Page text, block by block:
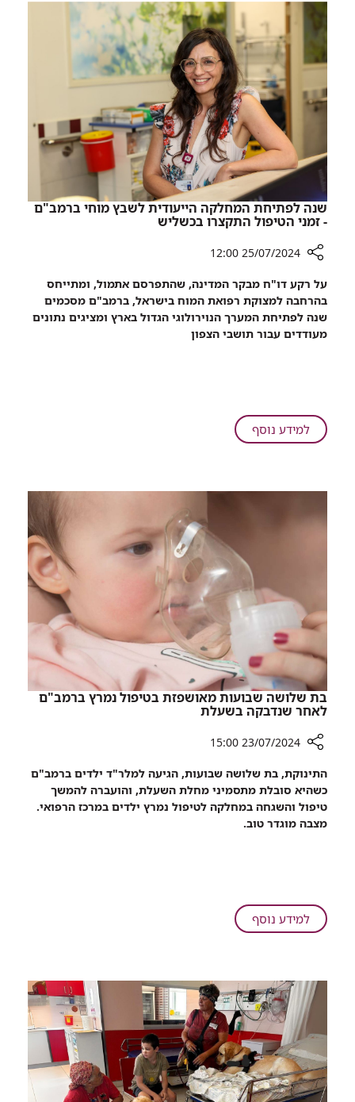
ברמב"ם
לאחר
שאכלו
עוגיות
קנאביס
שנה לפתיחת המחלקה הייעודית לשבץ מוחי ברמב"ם
- זמני הטיפול התקצרו בכשליש
שיתוף
שנה
לפתיחת
המחלקה
זמני
בכשליש
25/07/2024 12:00
על רקע דו"ח מבקר המדינה, שהתפרסם אתמול, ומתייחס
בהרחבה למצוקת רפואת המוח בישראל, ברמב"ם מסכמים
שנה לפתיחת המערך הנוירולוגי הגדול בארץ ומציגים נתונים
מעודדים עבור תושבי הצפון
למידע נוסףעל
שנה
ברמב"ם
-
זמני
הטיפול
התקצרו
בכשליש
בת שלושה שבועות מאושפזת בטיפול נמרץ ברמב"ם
לאחר שנדבקה בשעלת
שיתוף
בת
שלושה
שבועות
לאחר
שנדבקה
23/07/2024 15:00
התינוקת, בת שלושה שבועות, הגיעה למלר"ד ילדים ברמב"ם
כשהיא סובלת מתסמיני מחלת השעלת, והועברה להמשך
טיפול והשגחה במחלקה לטיפול נמרץ ילדים במרכז הרפואי.
מצבה מוגדר טוב.
למידע נוסףעל
בת
מאושפזת
בטיפול
נמרץ
ברמב"ם
לאחר
שנדבקה
בשעלת